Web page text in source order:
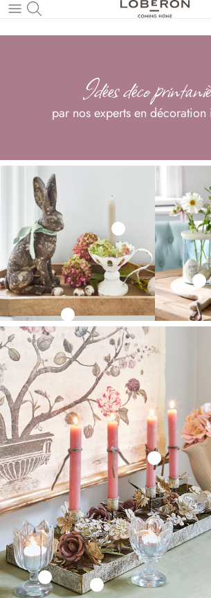
Revenir au contenu principal
Idées déco
par nos experts en décoration